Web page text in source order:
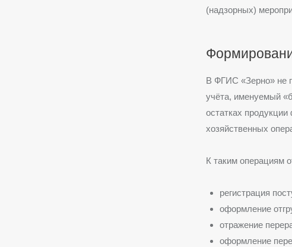
(надзорных)
В ФГИС «Зерно» не
учёта, именуемый
остатках
хозяйственных
К таким операциям
регистрация
оформление
отражение
оформление